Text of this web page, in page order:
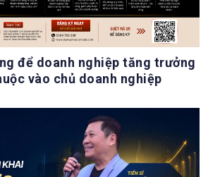
để doanh nghiệp tăng trưởng
vào chủ doanh nghiệp